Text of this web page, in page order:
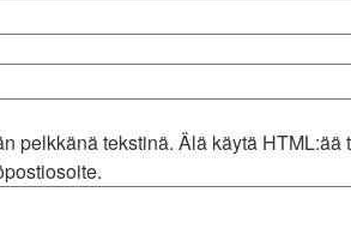
pelkkänä tekstinä. Älä käytä